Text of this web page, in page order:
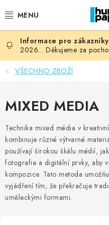
na
NOVINKY
HURÁ DÍLNA
KURZY NATY LYSAK
OBLÍBENÉ ♥️
FOTORECENZE
2026... Děkujeme za
VŠECHNO ZBOŽÍ
MIXED MEDIA
Technika mixed média v
kombinuje různé výtvarné
používají širokou škálu médií,
fotografie a digitální prvky, aby
kompozice. Tato metoda
vyjádření tím, že překračuje
uměleckými formami.